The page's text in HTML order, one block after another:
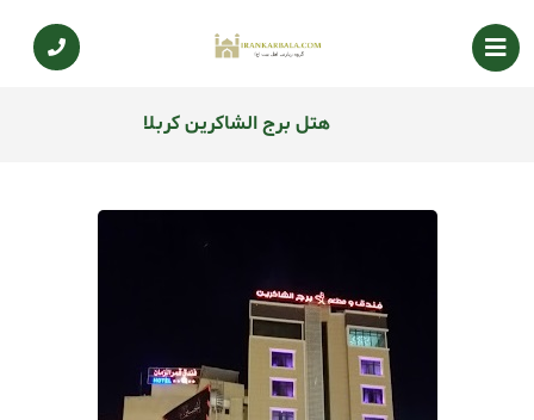
هتل برج الشاکرین کربلا